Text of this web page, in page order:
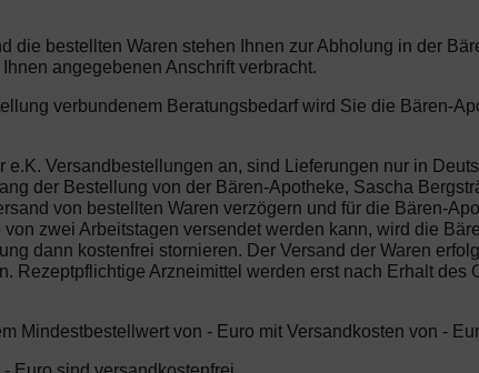
die bestellten Waren stehen Ihnen zur Abholung in der
angegebenen Anschrift verbracht.
verbundenem Beratungsbedarf wird Sie die Bären-
Versandbestellungen an, sind Lieferungen nur in
der Bestellung von der Bären-Apotheke, Sascha
von bestellten Waren verzögern und für die Bären-
zwei Arbeitstagen versendet werden kann, wird die
dann kostenfrei stornieren. Der Versand der Waren
Rezeptpflichtige Arzneimittel werden erst nach Erhalt
Mindestbestellwert von - Euro mit Versandkosten von -